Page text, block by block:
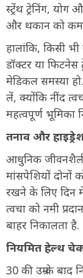
स्ट्रेंथ ट्रेनिंग, योग
और थकान को
हालांकि, किसी
डॉक्टर या
मेडिकल समस्या
लें, क्योंकि नींद
महत्वपूर्ण भूमिका
तनाव और
आधुनिक
मांसपेशियों दोनों
रखने के लिए दिन
त्वचा को नमी
बाहर निकालता है.
नियमित हेल्थ
30 की उम्र के बाद